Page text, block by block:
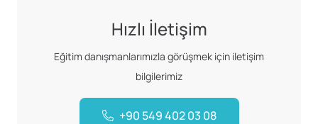
Hızlı İletişim
Eğitim danışmanlarımızla görüşmek için iletişim
bilgilerimiz
+90 549 402 03 08